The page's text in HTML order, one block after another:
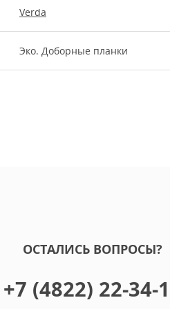
Verda
Эко. Доборные планки
ОСТАЛИСЬ ВОПРОСЫ?
+7 (4822) 22-34-